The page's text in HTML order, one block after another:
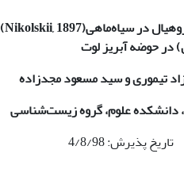
در سیاه‌ماهی(Nikolskii, 1897)
در حوضه آبریز لوت
تیموری و سید مسعود مجدزاده
دانشکده علوم، گروه زیستشناسی